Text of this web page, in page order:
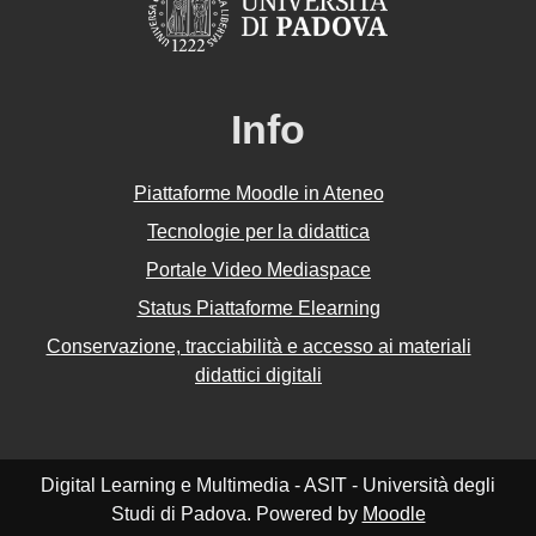
Info
Piattaforme Moodle in Ateneo
Tecnologie per la didattica
Portale Video Mediaspace
Status Piattaforme Elearning
Conservazione, tracciabilità e accesso ai materiali
didattici digitali
Digital Learning e Multimedia - ASIT - Università degli
Studi di Padova. Powered by Moodle